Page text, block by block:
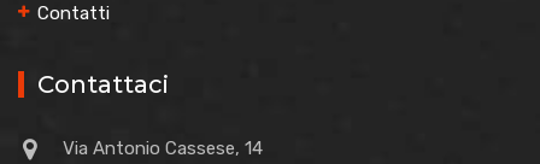
Contatti
Contattaci
Via Antonio Cassese, 14